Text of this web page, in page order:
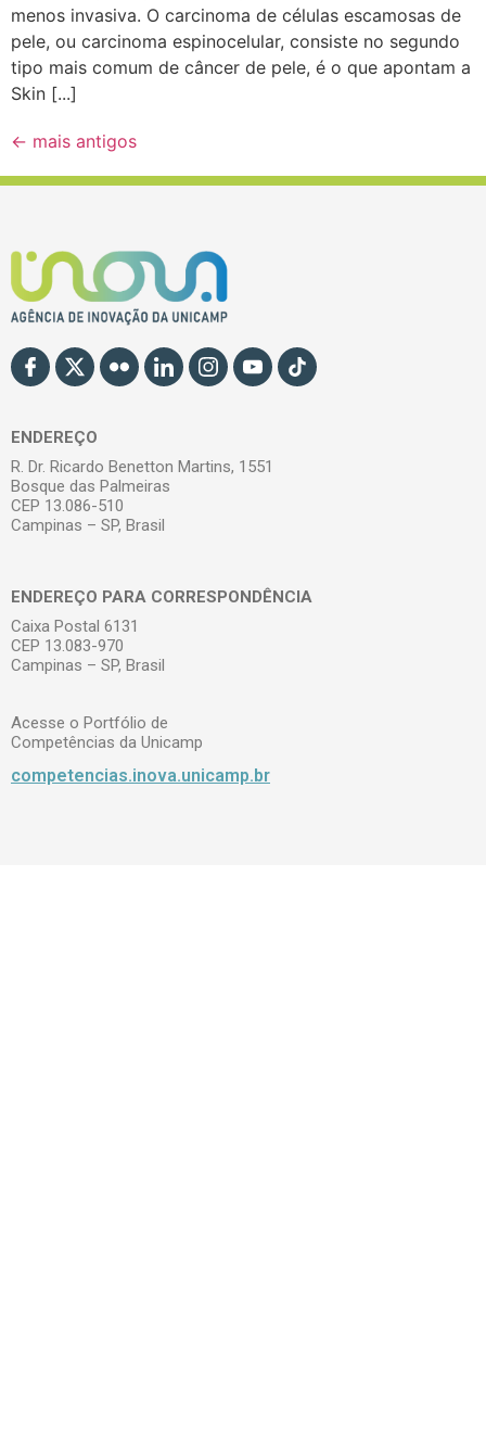
menos invasiva. O carcinoma de células escamosas de
pele, ou carcinoma espinocelular, consiste no segundo
tipo mais comum de câncer de pele, é o que apontam a
Skin [...]
← mais antigos
ENDEREÇO
R. Dr. Ricardo Benetton Martins, 1551
Bosque das Palmeiras
CEP 13.086-510
Campinas – SP, Brasil
ENDEREÇO PARA CORRESPONDÊNCIA
Caixa Postal 6131
CEP 13.083-970
Campinas – SP, Brasil
Acesse o Portfólio de
Competências da Unicamp
competencias.inova.unicamp.br